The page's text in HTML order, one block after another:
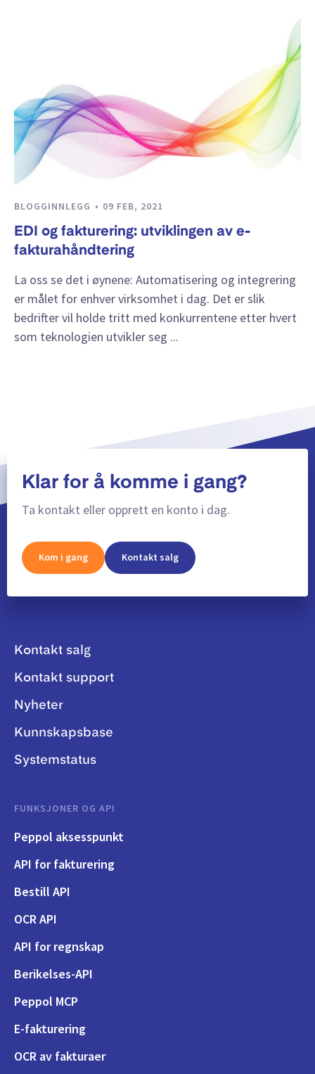
BLOGGINNLEGG 09 FEB, 2021
EDI og fakturering: utviklingen av e-
fakturahåndtering
La oss se det i øynene: Automatisering og integrering
er målet for enhver virksomhet i dag. Det er slik
bedrifter vil holde tritt med konkurrentene etter hvert
som teknologien utvikler seg ...
Klar for å komme i gang?
Ta kontakt eller opprett en konto i dag.
Kom i gang Kontakt salg
Kontakt salg
Kontakt support
Nyheter
Kunnskapsbase
Systemstatus
FUNKSJONER OG API
Peppol aksesspunkt
API for fakturering
Bestill API
OCR API
API for regnskap
Berikelses-API
Peppol MCP
E-fakturering
OCR av fakturaer